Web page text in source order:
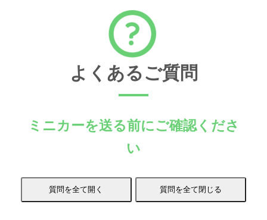
よくあるご質問
ミニカーを送る前にご確認くださ
い